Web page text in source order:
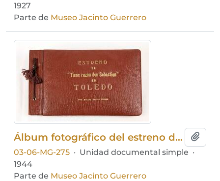
1927
Parte de Museo Jacinto Guerrero
Álbum fotográfico del estreno de Tiene razón don Sebastián
03-06-MG-275 · Unidad documental simple ·
1944
Parte de Museo Jacinto Guerrero